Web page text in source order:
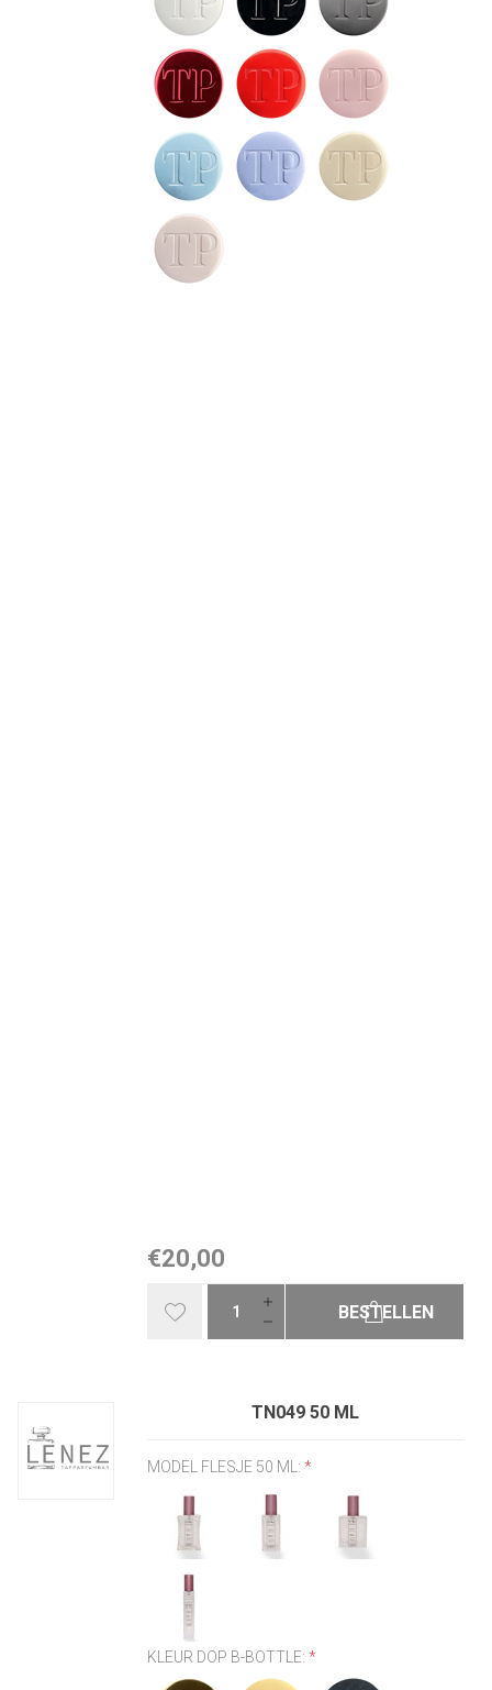
€20,00
BESTELLEN
TN049 50 ML
MODEL FLESJE 50 ML:*
KLEUR DOP B-BOTTLE:*